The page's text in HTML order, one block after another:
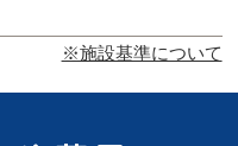
※施設基準について